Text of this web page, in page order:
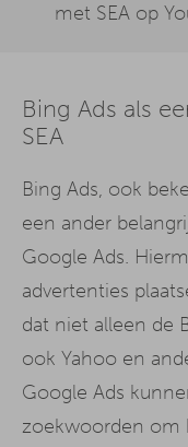
met SEA op
Bing Ads als
SEA
Bing Ads, ook
een ander
Google Ads.
advertenties
dat niet alleen de
ook Yahoo en
Google Ads
zoekwoorden om